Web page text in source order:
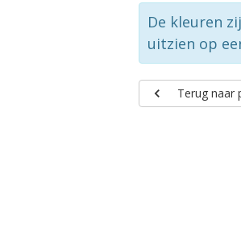
De kleuren
uitzien op
Terug naar